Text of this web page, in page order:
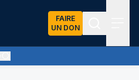
FAIRE
UN DON
de nuages et un soleil omniprésent